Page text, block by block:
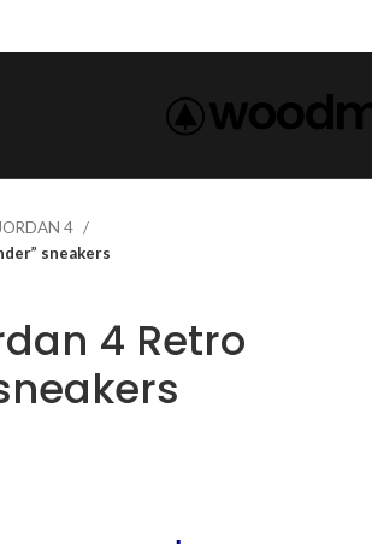
4
sneakers
4 Retro